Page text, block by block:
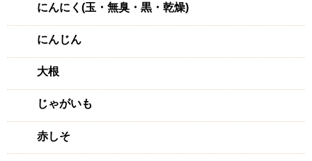
にんにく(玉・無臭・黒・乾燥)
にんじん
大根
じゃがいも
赤しそ